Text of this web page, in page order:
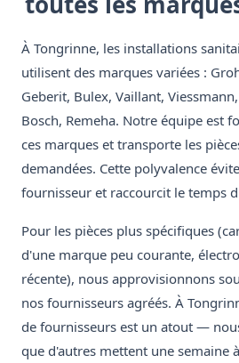
À Tongrinne, les installations
utilisent des marques variées :
Geberit, Bulex, Vaillant,
Bosch, Remeha. Notre équipe est
ces marques et transporte les
demandées. Cette polyvalence
fournisseur et raccourcit le temps
Pour les pièces plus spécifiques
d'une marque peu courante,
récente), nous approvisionnons
nos fournisseurs agréés. À
de fournisseurs est un atout —
que d'autres mettent une semaine